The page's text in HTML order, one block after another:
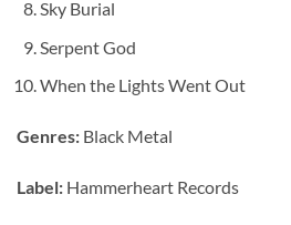
Sky Burial
Serpent God
When the Lights Went Out
Genres: Black Metal
Label: Hammerheart Records